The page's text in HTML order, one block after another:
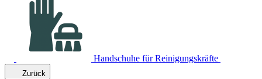
Handschuhe für Reinigungskräfte
Zurück